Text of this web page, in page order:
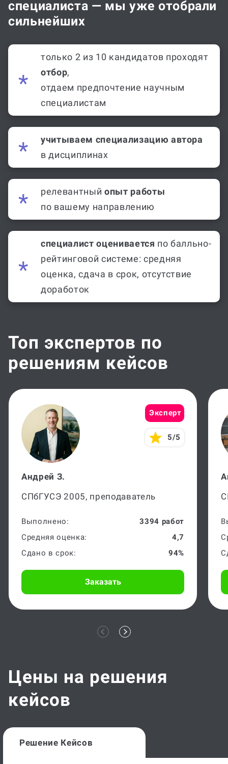
специалиста — мы уже отобрали
сильнейших
только 2 из 10 кандидатов проходят
отбор,
отдаем предпочтение научным
специалистам
учитываем специализацию автора
в дисциплинах
релевантный опыт работы
по вашему направлению
специалист оценивается по балльно-
рейтинговой системе: средняя
оценка, сдача в срок, отсутствие
доработок
Топ экспертов по
решениям кейсов
Эксперт
5/5
Андрей З.
СПбГУСЭ 2005, преподаватель
Выполнено:
3394 работ
Средняя оценка:
4,7
Сдано в срок:
94%
Заказать
Цены на решения
кейсов
Решение Кейсов